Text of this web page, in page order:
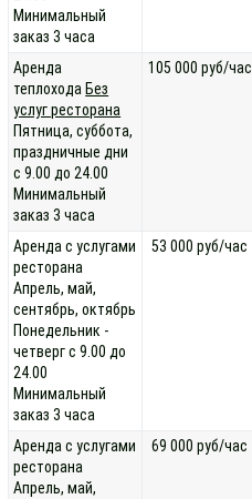
Минимальный
заказ 3 часа
Аренда
теплохода Без
услуг ресторана
Пятница, суббота,
праздничные дни
с 9.00 до 24.00
Минимальный
заказ 3 часа
105 000 руб/час
Аренда с услугами
ресторана
Апрель, май,
сентябрь, октябрь
Понедельник -
четверг с 9.00 до
24.00
Минимальный
заказ 3 часа
53 000 руб/час
Аренда с услугами
ресторана
Апрель, май,
69 000 руб/час